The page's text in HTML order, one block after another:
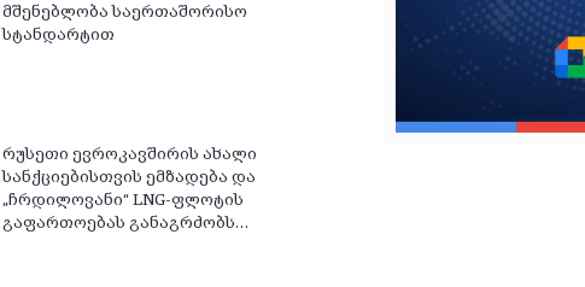
მშენებლობა საერთაშორისო
სტანდარტით
რუსეთი ევროკავშირის ახალი
სანქციებისთვის ემზადება და
„ჩრდილოვანი“ LNG-ფლოტის
გაფართოებას განაგრძობს…